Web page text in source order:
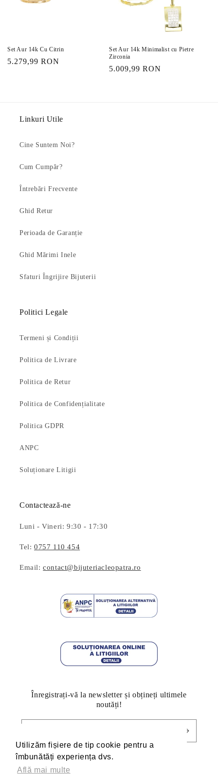
Utilizăm fișiere de tip cookie pentru a
îmbunătăți experiența dvs.
Află mai multe
Utilizăm fișiere de tip cookie pentru a
îmbunătăți experiența dvs.
Află mai multe
Set Aur 14k Cu Citrin
Preț
5.279,99 RON
Set Aur 14k Minimalist cu Pietre
Zirconia
Preț
5.009,99 RON
Linkuri Utile
Cine Suntem Noi?
Cum Cumpăr?
Întrebări Frecvente
Ghid Retur
Perioada de Garanție
Ghid Mărimi Inele
Sfaturi Îngrijire Bijuterii
Politici Legale
Termeni și Condiții
Politica de Livrare
Politica de Retur
Politica de Confidențialitate
Politica GDPR
ANPC
Soluționare Litigii
Contactează-ne
Luni - Vineri: 9:30 - 17:30
Tel:0757 110 454
Email:contact@bijuteriacleopatra.ro
Înregistrați-vă la newsletter și obțineți ultimele
noutăți!
Facebook